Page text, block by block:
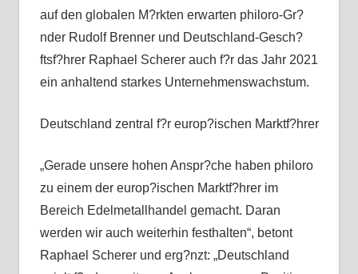
auf den globalen M?rkten erwarten philoro-Gr?
nder Rudolf Brenner und Deutschland-Gesch?
ftsf?hrer Raphael Scherer auch f?r das Jahr 2021
ein anhaltend starkes Unternehmenswachstum.
Deutschland zentral f?r europ?ischen Marktf?hrer
„Gerade unsere hohen Anspr?che haben philoro
zu einem der europ?ischen Marktf?hrer im
Bereich Edelmetallhandel gemacht. Daran
werden wir auch weiterhin festhalten“, betont
Raphael Scherer und erg?nzt: „Deutschland